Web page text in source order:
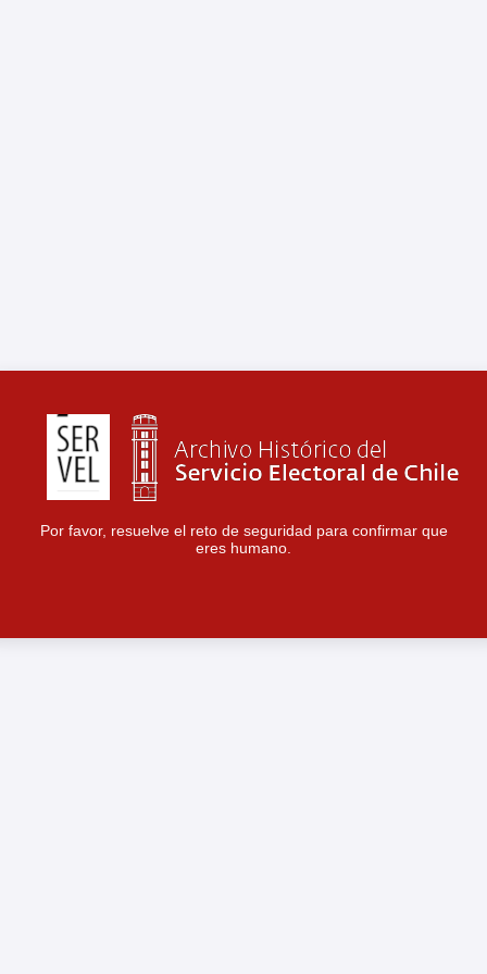
Por favor, resuelve el reto de seguridad para confirmar que
eres humano.